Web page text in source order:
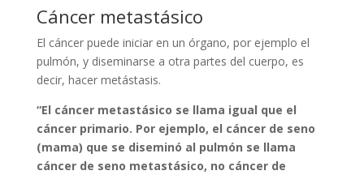
Cáncer metastásico
El cáncer puede iniciar en un órgano, por ejemplo el
pulmón, y diseminarse a otra partes del cuerpo, es
decir, hacer metástasis.
“El cáncer metastásico se llama igual que el
cáncer primario. Por ejemplo, el cáncer de seno
(mama) que se diseminó al pulmón se llama
cáncer de seno metastásico, no cáncer de